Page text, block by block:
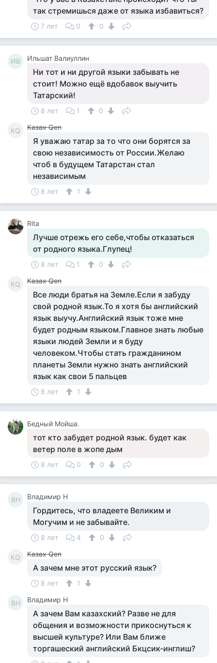
так стремишься даже от языка избавиться?
7 лет 0 0
ИВ Ильшат Валиуллин
Ни тот и ни другой языки забывать не
стоит! Можно ещё вдобавок выучить
Татарский!
8 лет 1 0
КQ Казах Qen
Я уважаю татар за то что они борятся за
свою независимость от России.Желаю
чтоб в будущем Татарстан стал
независимым
8 лет 1
Rita
Лучше отрежь его себе,чтобы отказаться
от родного языка.Глупец!
8 лет 1 0
КQ Казах Qen
Все люди братья на Земле.Если я забуду
свой родной язык.То я хотя бы английский
язык выучу.Английский язык тоже мне
будет родным языком.Главное знать любые
языки людей Земли и я буду
человеком.Чтобы стать гражданином
планеты Земли нужно знать английский
язык как свои 5 пальцев
8 лет 1
Бедный Мойша.
тот кто забудет родной язык. будет как
ветер поле в жопе дым
8 лет 0 0
ВН Владимир Н
Гордитесь, что владеете Великим и
Могучим и не забывайте.
8 лет 4 0
КQ Казах Qen
А зачем мне этот русский язык?
8 лет 1
ВН Владимир Н
А зачем Вам казахский? Разве не для
общения и возможности прикоснуться к
высшей культуре? Или Вам ближе
торгашеский английский Бкцсик-инглиш?